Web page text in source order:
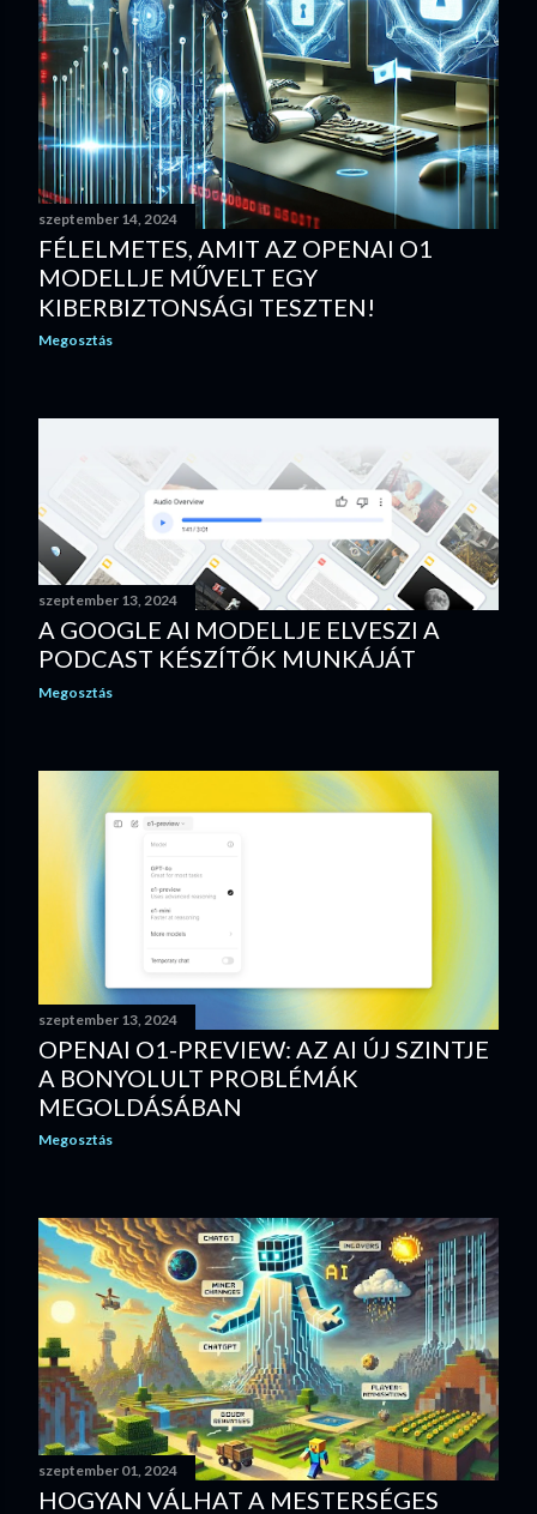
szeptember 14, 2024
FÉLELMETES, AMIT AZ OPENAI O1
MODELLJE MŰVELT EGY
KIBERBIZTONSÁGI TESZTEN!
Megosztás
szeptember 13, 2024
A GOOGLE AI MODELLJE ELVESZI A
PODCAST KÉSZÍTŐK MUNKÁJÁT
Megosztás
szeptember 13, 2024
OPENAI O1-PREVIEW: AZ AI ÚJ SZINTJE
A BONYOLULT PROBLÉMÁK
MEGOLDÁSÁBAN
Megosztás
szeptember 01, 2024
HOGYAN VÁLHAT A MESTERSÉGES